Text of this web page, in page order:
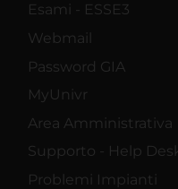
Esami - ESSE3
Webmail
Password GIA
MyUnivr
Area Amministrativa
Supporto - Help
Problemi Impianti